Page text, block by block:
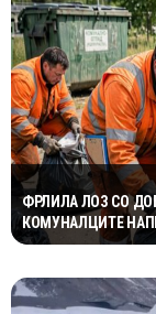
ФРЛИЛА ЛОЗ СО
КОМУНАЛЦИТЕ